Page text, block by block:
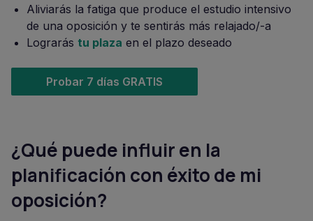
Aliviarás la fatiga que produce el estudio intensivo
de una oposición y te sentirás más relajado/-a
Lograrás tu plaza en el plazo deseado
Probar 7 días GRATIS
¿Qué puede influir en la
planificación con éxito de mi
oposición?